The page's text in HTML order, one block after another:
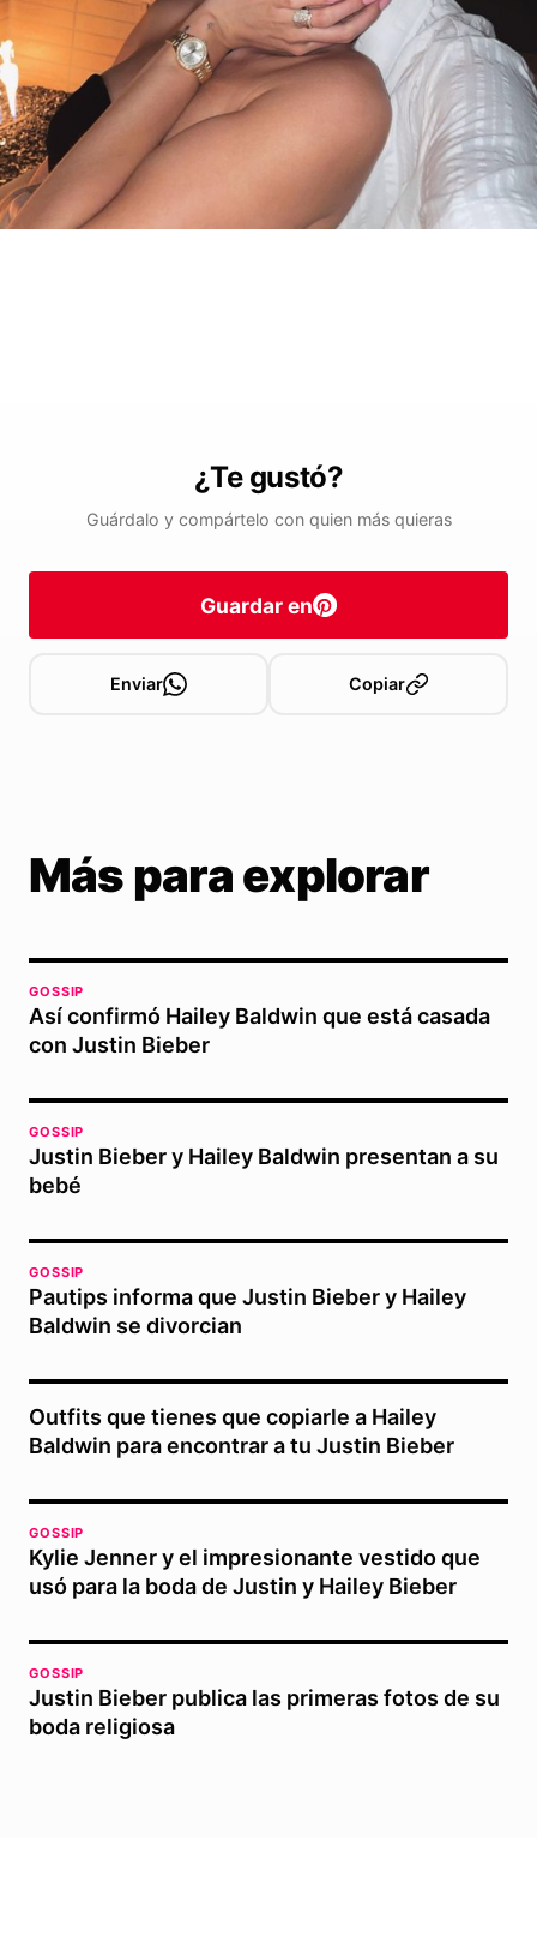
¿Te gustó?
Guárdalo y compártelo con quien más quieras
Guardar en
Enviar Copiar
Más para explorar
GOSSIP
Así confirmó Hailey Baldwin que está casada
con Justin Bieber
GOSSIP
Justin Bieber y Hailey Baldwin presentan a su
bebé
GOSSIP
Pautips informa que Justin Bieber y Hailey
Baldwin se divorcian
Outfits que tienes que copiarle a Hailey
Baldwin para encontrar a tu Justin Bieber
GOSSIP
Kylie Jenner y el impresionante vestido que
usó para la boda de Justin y Hailey Bieber
GOSSIP
Justin Bieber publica las primeras fotos de su
boda religiosa